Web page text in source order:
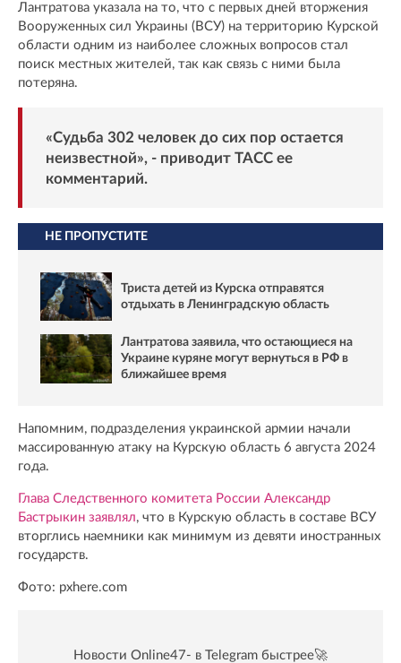
Лантратова указала на то, что с первых дней вторжения
Вооруженных сил Украины (ВСУ) на территорию Курской
области одним из наиболее сложных вопросов стал
поиск местных жителей, так как связь с ними была
потеряна.
«Судьба 302 человек до сих пор остается
неизвестной», - приводит ТАССее
комментарий.
НЕ ПРОПУСТИТЕ
Триста детей из Курска отправятся
отдыхать в Ленинградскую область
Лантратова заявила, что остающиеся на
Украине куряне могут вернуться в РФ в
ближайшее время
Напомним, подразделения украинской армии начали
массированную атаку на Курскую область 6 августа 2024
года.
Глава Следственного комитета России Александр
Бастрыкин заявлял, что в Курскую область в составе ВСУ
вторглись наемники как минимум из девяти иностранных
государств.
Фото: pxhere.com
Новости Online47- в Telegram быстрее🚀